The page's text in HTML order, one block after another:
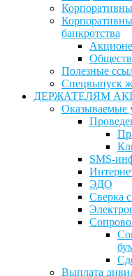
банкротства
Полезные
Спецвыпуск
ДЕРЖАТЕЛЯМ
Оказываемые
SMS-
ЭДО
Сверка
Выплата